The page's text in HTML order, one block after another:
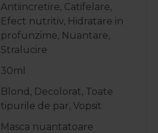
Antiincretire, Catifelare,
Efect nutritiv, Hidratare in
profunzime, Nuantare,
Stralucire
30ml
Blond, Decolorat, Toate
tipurile de par, Vopsit
Masca nuantatoare